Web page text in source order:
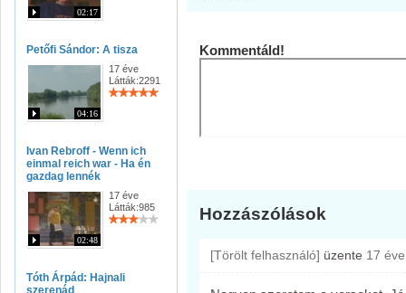
02:17
Petőfi Sándor: A tisza
04:16
17 éve
Látták:2291
Ivan Rebroff - Wenn ich
einmal reich war - Ha én
gazdag lennék
02:48
17 éve
Látták:985
Tóth Árpád: Hajnali
szerenád
Kommentáld!
Hozzászólások
[Törölt felhasználó] üzente 17 éve